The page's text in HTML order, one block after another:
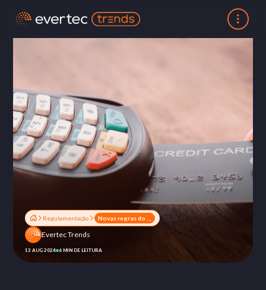
Regulamentação
Evertec Trends
13 AUG 2024 6 MIN DE LEITURA